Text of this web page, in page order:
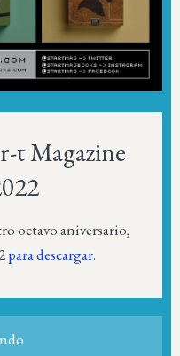
t Magazine
octavo aniversario,
para descargar.